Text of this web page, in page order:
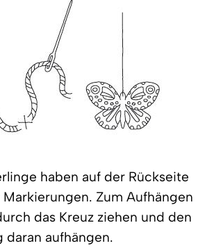
haben auf der Rückseite
Zum Aufhängen
das Kreuz ziehen und den
daran aufhängen.